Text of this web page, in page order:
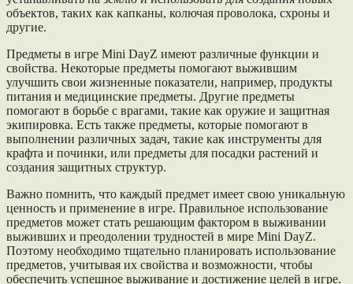
объектов, таких как капканы, колючая проволока, схроны и
другие.
Предметы в игре Mini DayZ имеют различные функции и
свойства. Некоторые предметы помогают выжившим
улучшить свои жизненные показатели, например, продукты
питания и медицинские предметы. Другие предметы
помогают в борьбе с врагами, такие как оружие и защитная
экипировка. Есть также предметы, которые помогают в
выполнении различных задач, такие как инструменты для
крафта и починки, или предметы для посадки растений и
создания защитных структур.
Важно помнить, что каждый предмет имеет свою уникальную
ценность и применение в игре. Правильное использование
предметов может стать решающим фактором в выживании
выживших и преодолении трудностей в мире Mini DayZ.
Поэтому необходимо тщательно планировать использование
предметов, учитывая их свойства и возможности, чтобы
обеспечить успешное выживание и достижение целей в игре.